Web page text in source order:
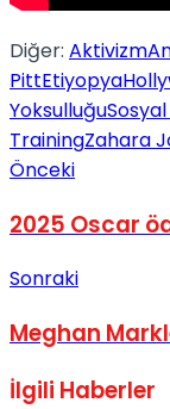
Diğer: Aktivizm
PittEtiyopya
Yoksulluğu
TrainingZahara
Önceki
2025 Oscar
Sonraki
Meghan
İlgili Haberler